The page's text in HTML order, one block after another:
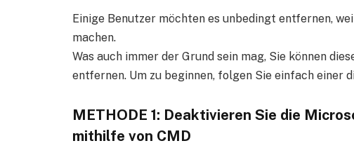
Einige Benutzer möchten es unbedingt entfernen,
machen.
Was auch immer der Grund sein mag, Sie können
entfernen. Um zu beginnen, folgen Sie einfach einer
METHODE 1: Deaktivieren Sie die
mithilfe von CMD